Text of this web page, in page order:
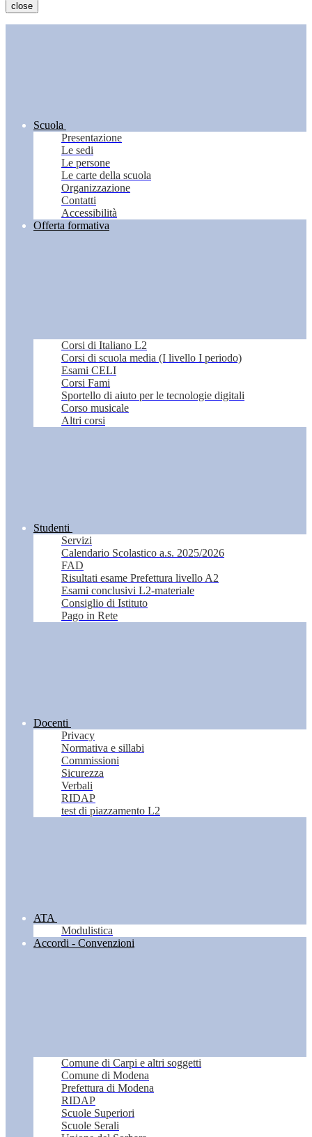
close
Scuola
Presentazione
Le sedi
Le persone
Le carte della scuola
Organizzazione
Contatti
Accessibilità
Offerta formativa
Corsi di Italiano L2
Corsi di scuola media (I livello I periodo)
Esami CELI
Corsi Fami
Sportello di aiuto per le tecnologie digitali
Corso musicale
Altri corsi
Studenti
Servizi
Calendario Scolastico a.s. 2025/2026
FAD
Risultati esame Prefettura livello A2
Esami conclusivi L2-materiale
Consiglio di Istituto
Pago in Rete
Docenti
Privacy
Normativa e sillabi
Commissioni
Sicurezza
Verbali
RIDAP
test di piazzamento L2
ATA
Modulistica
Accordi - Convenzioni
Comune di Carpi e altri soggetti
Comune di Modena
Prefettura di Modena
RIDAP
Scuole Superiori
Scuole Serali